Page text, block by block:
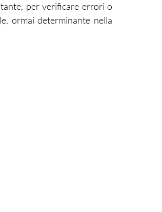
per verificare errori o
ormai determinante nella